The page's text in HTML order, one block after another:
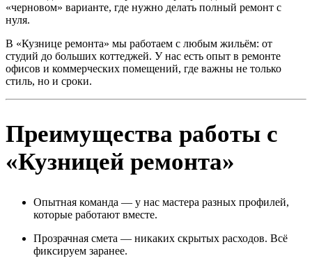
«черновом» варианте, где нужно делать полный ремонт с
нуля.
В «Кузнице ремонта» мы работаем с любым жильём: от
студий до больших коттеджей. У нас есть опыт в ремонте
офисов и коммерческих помещений, где важны не только
стиль, но и сроки.
Преимущества работы с
«Кузницей ремонта»
Опытная команда — у нас мастера разных профилей,
которые работают вместе.
Прозрачная смета — никаких скрытых расходов. Всё
фиксируем заранее.